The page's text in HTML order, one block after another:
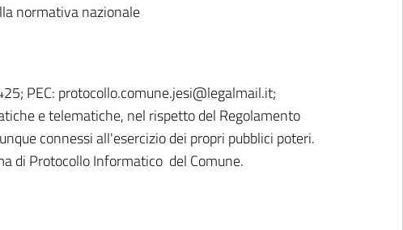
normativa nazionale
PEC: protocollo.comune.jesi@legalmail.it;
e telematiche, nel rispetto del Regolamento
connessi all'esercizio dei propri pubblici poteri.
di Protocollo Informatico del Comune.